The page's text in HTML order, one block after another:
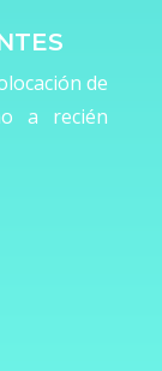
de
a recién